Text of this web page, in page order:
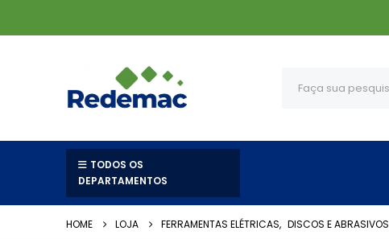
TODOS OS
DEPARTAMENTOS
HOME LOJA FERRAMENTAS ELÉTRICAS, DISCOS E ABRASIVOS